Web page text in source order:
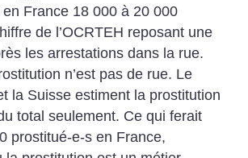
en France 18 000 à 20 000
de l’OCRTEH reposant une
les arrestations dans la rue.
n’est pas de rue. Le
la Suisse estiment la prostitution
total seulement. Ce qui ferait
prostitué-e-s en France,